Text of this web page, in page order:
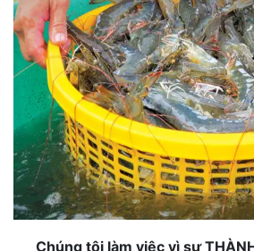
Chúng tôi làm việc vì sự